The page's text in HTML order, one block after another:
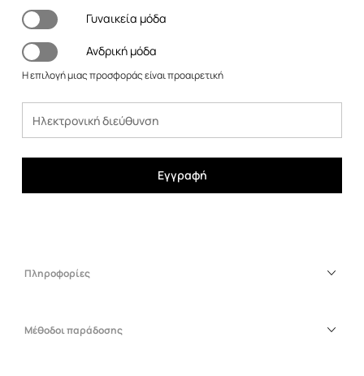
Γυναικεία μόδα
Ανδρική μόδα
Η επιλογή μιας προσφοράς είναι προαιρετική
Εγγραφή
Πληροφορίες
Μέθοδοι παράδοσης